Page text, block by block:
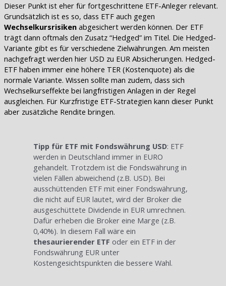
Dieser Punkt ist eher für fortgeschrittene ETF-Anleger relevant.
Grundsätzlich ist es so, dass ETF auch gegen
Wechselkursrisiken abgesichert werden können. Der ETF
trägt dann oftmals den Zusatz “Hedged” im Titel. Die Hedged-
Variante gibt es für verschiedene Zielwährungen. Am meisten
nachgefragt werden hier USD zu EUR Absicherungen. Hedged-
ETF haben immer eine höhere TER (Kostenquote) als die
normale Variante. Wissen sollte man zudem, dass sich
Wechselkurseffekte bei langfristigen Anlagen in der Regel
ausgleichen. Für Kurzfristige ETF-Strategien kann dieser Punkt
aber zusätzliche Rendite bringen.
Tipp für ETF mit Fondswährung USD: ETF
werden in Deutschland immer in EURO
gehandelt. Trotzdem ist die Fondswährung in
vielen Fällen abweichend (z.B. USD). Bei
ausschüttenden ETF mit einer Fondswährung,
die nicht auf EUR lautet, wird der Broker die
ausgeschüttete Dividende in EUR umrechnen.
Dafür erheben die Broker eine Marge (z.B.
0,40%). In diesem Fall wäre ein
thesaurierender ETF oder ein ETF in der
Fondswährung EUR unter
Kostengesichtspunkten die bessere Wahl.